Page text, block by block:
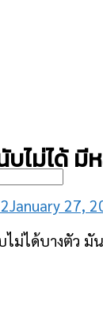
ไม่ได้ มี
January 27,
ไม่ได้บางตัว